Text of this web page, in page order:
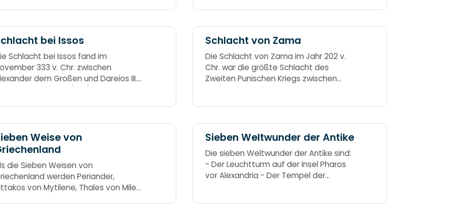
ten sixty-six William made the Saxons
sick.
bei Issos
Schlacht bei Issos fand im
333 v. Chr. zwischen
dem Großen und Dareios III.
Schlacht von Zama
Die Schlacht von Zama im Jahr 202 v.
Chr. war die größte Schlacht des
Zweiten Punischen Kriegs zwischen
Weise von
die Sieben Weisen von
werden Periander,
von Mytilene, Thales von Milet,
Sieben Weltwunder der Antike
Die sieben Weltwunder der Antike sind:
- Der Leuchtturm auf der Insel Pharos
vor Alexandria - Der Tempel der